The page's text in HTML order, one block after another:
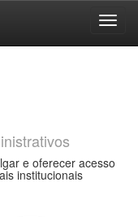
e oferecer acesso
institucionais